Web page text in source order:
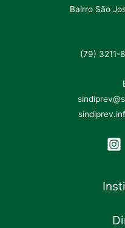
Bairro São
(79) 3211-